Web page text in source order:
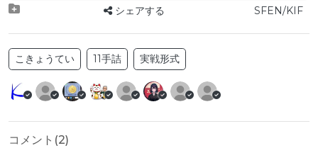
シェアする SFEN/KIF
こきょうてい 11手詰 実戦形式
コメント(2)